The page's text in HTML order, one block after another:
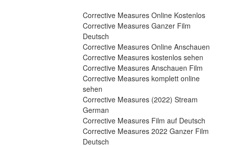
Corrective Measures Online Kostenlos
Corrective Measures Ganzer Film
Deutsch
Corrective Measures Online Anschauen
Corrective Measures kostenlos sehen
Corrective Measures Anschauen Film
Corrective Measures komplett online
sehen
Corrective Measures (2022) Stream
German
Corrective Measures Film auf Deutsch
Corrective Measures 2022 Ganzer Film
Deutsch